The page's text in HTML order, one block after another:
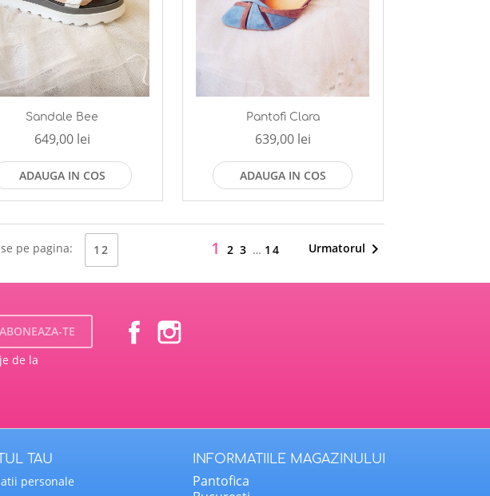
Sandale Bee
649,00 lei
ADAUGA IN COS
Pantofi Clara
639,00 lei
ADAUGA IN COS
pe pagina: 12 1 2 3 … 14 Urmatorul 
de la
Facebook
TAU
personale
INFORMATIILE MAGAZINULUI
Pantofica